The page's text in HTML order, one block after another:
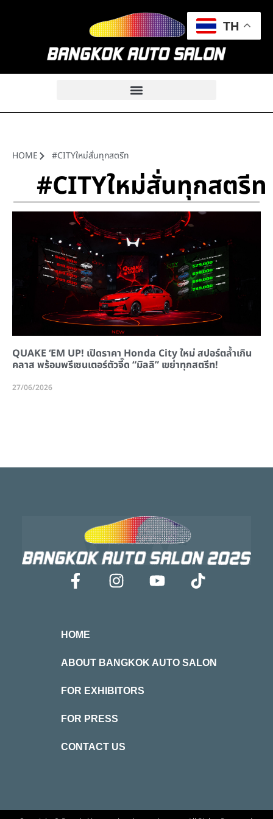
HOME #CITYใหม่สั่นทุกสตรีท
#CITYใหม่สั่นทุกสตรีท
QUAKE ‘EM UP! เปิดราคา Honda City ใหม่ สปอร์ตล้ำเกิน
คลาส พร้อมพรีเซนเตอร์ตัวจี๊ด “มิลลิ” เขย่าทุกสตรีท!
27/06/2026
HOME
ABOUT BANGKOK AUTO SALON
FOR EXHIBITORS
FOR PRESS
CONTACT US
TH